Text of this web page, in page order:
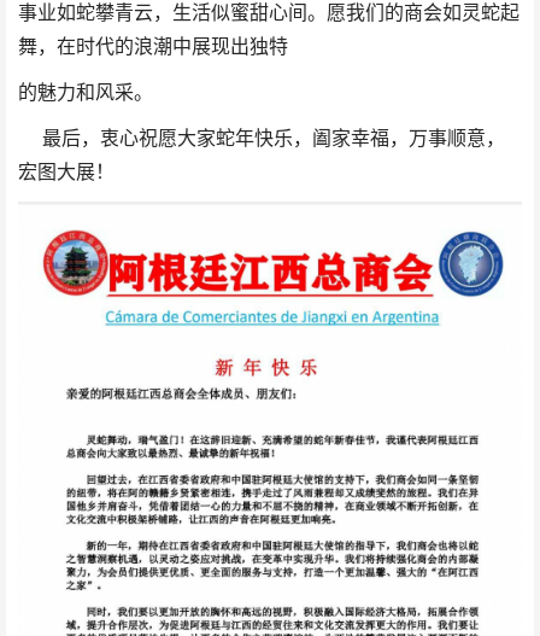
事业如蛇攀青云，生活似蜜甜心间。愿我们的商会如灵蛇起
舞，在时代的浪潮中展现出独特
的魅力和风采。
最后，衷心祝愿大家蛇年快乐，阖家幸福，万事顺意，
宏图大展！